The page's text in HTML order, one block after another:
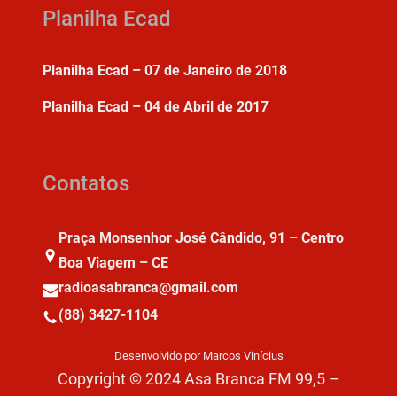
Planilha Ecad
Planilha Ecad – 07 de Janeiro de 2018
Planilha Ecad – 04 de Abril de 2017
Contatos
Praça Monsenhor José Cândido, 91 – Centro
Boa Viagem – CE
radioasabranca@gmail.com
(88) 3427-1104
Desenvolvido por Marcos Vinícius
Copyright © 2024 Asa Branca FM 99,5 –